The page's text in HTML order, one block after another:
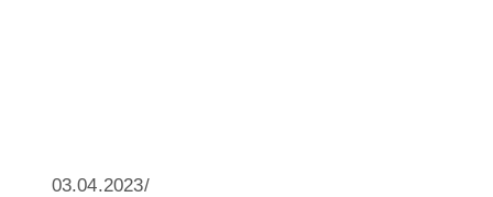
03.04.2023/